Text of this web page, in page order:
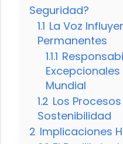
Seguridad?
1.1 La Voz
Permanentes
1.1.1
Mundial
1.2 Los
Sostenibilidad
2 Implicaciones